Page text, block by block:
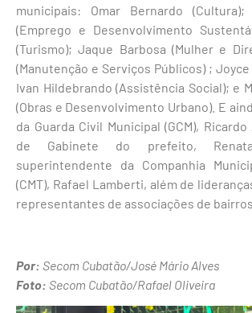
municipais: Omar Bernardo
(Emprego e Desenvolvimento
(Turismo); Jaque Barbosa (Mulher e
(Manutenção e Serviços Públicos) ;
Ivan Hildebrando (Assistência Social); e
(Obras e Desenvolvimento Urbano). E
da Guarda Civil Municipal (GCM),
de Gabinete do prefeito,
superintendente da Companhia
(CMT), Rafael Lamberti, além de
representantes de associações de bairros.
Por: Secom Cubatão/José Mário Alves
Foto: Secom Cubatão/Rafael Oliveira